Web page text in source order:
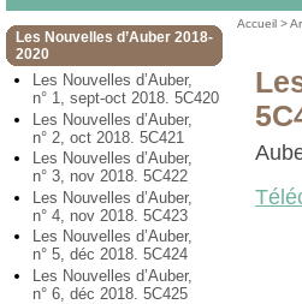
Les Nouvelles d’Auber 2018-
2020
Les Nouvelles d’Auber,
n° 1, sept-oct 2018. 5C420
Les Nouvelles d’Auber,
n° 2, oct 2018. 5C421
Les Nouvelles d’Auber,
n° 3, nov 2018. 5C422
Les Nouvelles d’Auber,
n° 4, nov 2018. 5C423
Les Nouvelles d’Auber,
n° 5, déc 2018. 5C424
Les Nouvelles d’Auber,
n° 6, déc 2018. 5C425
Accueil >